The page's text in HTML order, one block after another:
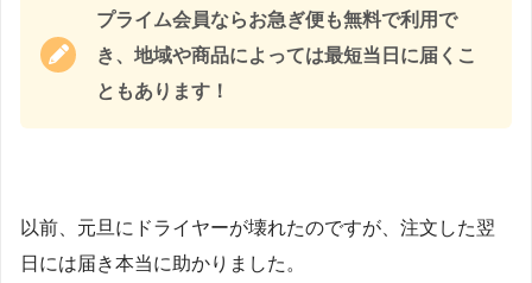
プライム会員ならお急ぎ便も無料で利用で
き、地域や商品によっては最短当日に届くこ
ともあります！
以前、元旦にドライヤーが壊れたのですが、注文した翌
日には届き本当に助かりました。